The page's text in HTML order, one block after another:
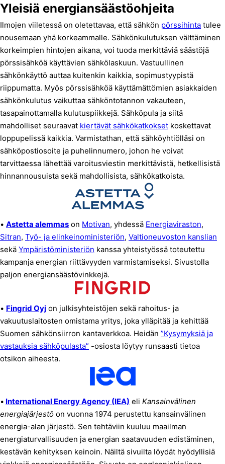
Yleisiä energiansäästöohjeita
Ilmojen viiletessä on oletettavaa, että sähkön pörssihinta tulee
nousemaan yhä korkeammalle. Sähkönkulutuksen välttäminen
korkeimpien hintojen aikana, voi tuoda merkittäviä säästöjä
pörssisähköä käyttävien sähkölaskuun. Vastuullinen
sähkönkäyttö auttaa kuitenkin kaikkia, sopimustyypistä
riippumatta. Myös pörssisähköä käyttämättömien asiakkaiden
sähkönkulutus vaikuttaa sähköntotannon vakauteen,
tasapainottamalla kulutuspiikkejä. Sähköpula ja siitä
mahdolliset seuraavat kiertävät sähkökatkokset koskettavat
loppupelissä kaikkia. Varmistathan, että sähköyhtiölläsi on
sähköpostiosoite ja puhelinnumero, johon he voivat
tarvittaessa lähettää varoitusviestin merkittävistä, hetkellisistä
hinnannousuista sekä mahdollisista, sähkökatkoista.
• Astetta alemmas on Motivan, yhdessä Energiaviraston,
Sitran, Työ- ja elinkeinoministeriön, Valtioneuvoston kanslian
sekä Ympäristöministeriön kanssa yhteistyössä toteutettu
kampanja energian riittävyyden varmistamiseksi. Sivustolla
paljon energiansäästövinkkejä.
• Fingrid Oyj on julkisyhteistöjen sekä rahoitus- ja
vakuutuslaitosten omistama yritys, joka ylläpitää ja kehittää
Suomen sähkönsiirron kantaverkkoa. Heidän ”Kysymyksiä ja
vastauksia sähköpulasta” -osiosta löytyy runsaasti tietoa
otsikon aiheesta.
• International Energy Agency (IEA) eli Kansainvälinen
energiajärjestö on vuonna 1974 perustettu kansainvälinen
energia-alan järjestö. Sen tehtäviin kuuluu maailman
energiaturvallisuuden ja energian saatavuuden edistäminen,
kestävän kehityksen keinoin. Näiltä sivuilta löydät hyödyllisiä